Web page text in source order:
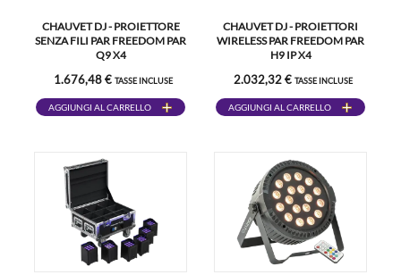
CHAUVET DJ - PROIETTORE
SENZA FILI PAR FREEDOM PAR
Q9 X4
1.676,48 € TASSE INCLUSE
AGGIUNGI AL CARRELLO
CHAUVET DJ - PROIETTORI
WIRELESS PAR FREEDOM PAR
H9 IP X4
2.032,32 € TASSE INCLUSE
AGGIUNGI AL CARRELLO